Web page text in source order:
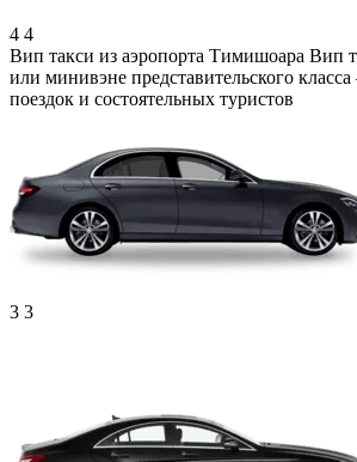
4 4
Вип такси из аэропорта Тимишоара Вип
или минивэне представительского
поездок и состоятельных туристов
3 3